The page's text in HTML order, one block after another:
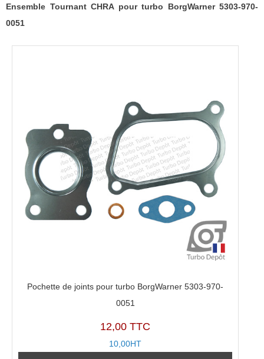
Ensemble Tournant CHRA pour turbo BorgWarner 5303-970-
0051
Pochette de joints pour turbo BorgWarner 5303-970-
0051
12,00 TTC
10,00HT